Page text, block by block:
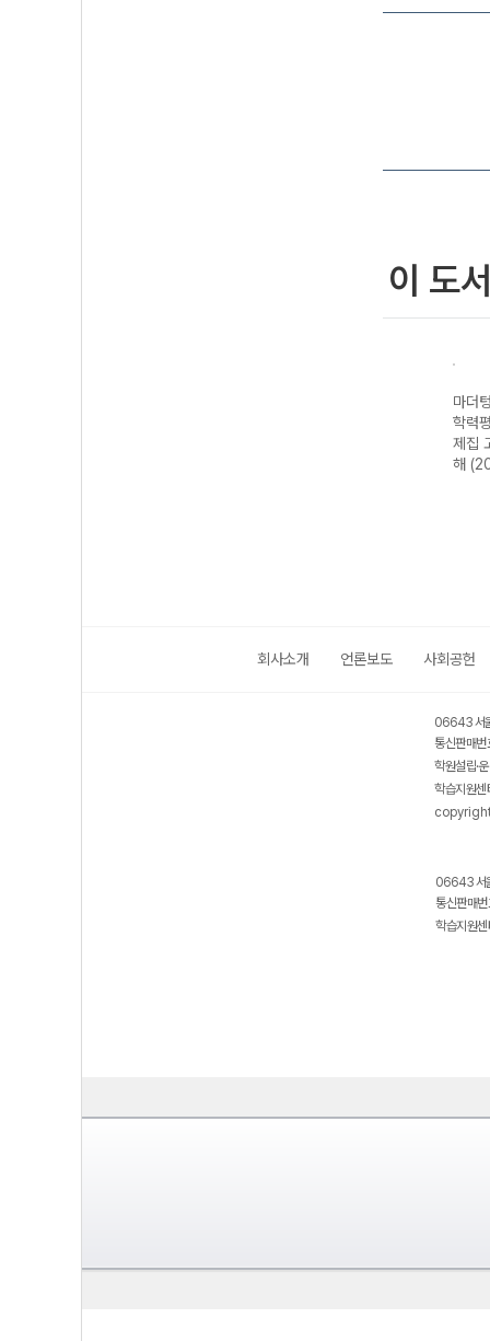
이 도
마더
학력
제집
해
회사소개 언론보도 사회공헌
06643 서
통신판매
학원설립·
학습지원
06643 서
통신판매
학습지원